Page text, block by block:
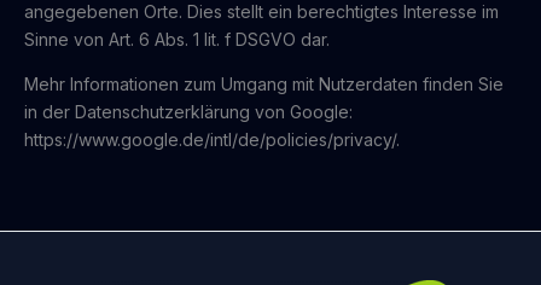
angegebenen Orte. Dies stellt ein berechtigtes Interesse im
Sinne von Art. 6 Abs. 1 lit. f DSGVO dar.
Mehr Informationen zum Umgang mit Nutzerdaten finden Sie
in der Datenschutzerklärung von Google:
https://www.google.de/intl/de/policies/privacy/.